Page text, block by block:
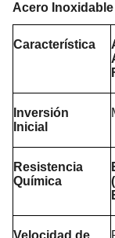
Acero Inoxidable
Característica
Inversión
Inicial
Resistencia
Química
Velocidad de